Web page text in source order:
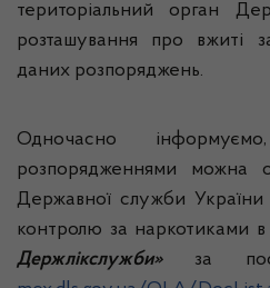
територіальний орган
розташування про вжиті
даних розпоряджень.
Одночасно
розпорядженнями можна
Державної служби України
контролю за наркотиками в
Держлікслужби»за